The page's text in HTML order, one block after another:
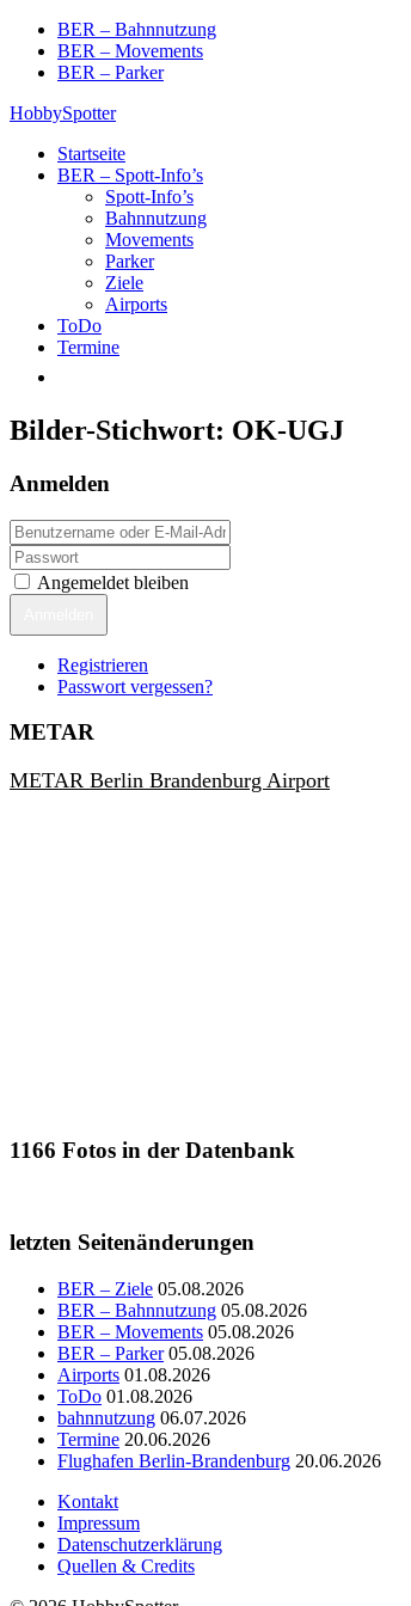
Skip
content
BER – Bahnnutzung
BER – Movements
BER – Parker
HobbySpotter
Startseite
BER – Spott-Info’s
Spott-Info’s
Bahnnutzung
Movements
Parker
Ziele
Airports
ToDo
Termine
Bilder-Stichwort: OK-UGJ
Anmelden
Angemeldet bleiben
Registrieren
Passwort vergessen?
METAR
METAR Berlin Brandenburg Airport
1166 Fotos in der Datenbank
letzten Seitenänderungen
BER – Ziele 05.08.2026
BER – Bahnnutzung 05.08.2026
BER – Movements 05.08.2026
BER – Parker 05.08.2026
Airports 01.08.2026
ToDo 01.08.2026
bahnnutzung 06.07.2026
Termine 20.06.2026
Flughafen Berlin-Brandenburg 20.06.2026
Kontakt
Impressum
Datenschutzerklärung
Quellen & Credits